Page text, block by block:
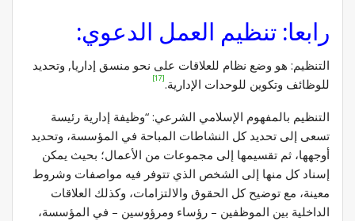
رابعا: تنظيم العمل الدعوي:
التنظيم: هو وضع نظام للعلاقات على نحو منسق إداريا, وتحديد
للوظائف وتكوين للوحدات الإدارية.[17]
التنظيم بالمفهوم الإسلامي الشرعي: “وظيفة إدارية رئيسة
تسعى إلى تحديد كل النشاطات المباحة في المؤسسة، وتحديد
أوجهها، ثم تقسيمها إلى مجموعات من الأعمال؛ بحيث يمكن
إسناد كل منها إلى الشخص الذي تتوفر فيه مواصفات وشروط
معينة، مع توضيح كل الحقوق والالتزامات، وكذلك العلاقات
الداخلية بين الموظفين – رؤساء ومرؤوسين – في المؤسسة،